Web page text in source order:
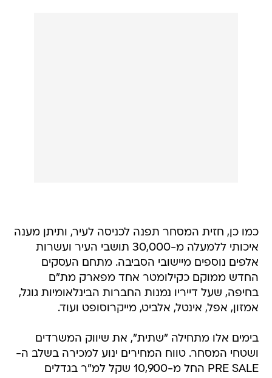
כמו כן, חזית המסחר תפנה לכניסה לעיר, ותיתן מענה
איכותי ללמעלה מ-30,000 תושבי העיר ועשרות
אלפים נוספים מיישובי הסביבה. מתחם העסקים
החדש ממוקם כקילומטר אחד מפארק מת"ם
בחיפה, שעל דייריו נמנות החברות הבינלאומיות גוגל,
אמזון, אפל, אינטל, אלביט, מייקרוסופט ועוד.
בימים אלו מתחילה "שתית", את שיווק המשרדים
ושטחי המסחר. טווח המחירים ינוע למכירה בשלב ה-
PRE SALE החל מ-10,900 שקל למ"ר בגדלים